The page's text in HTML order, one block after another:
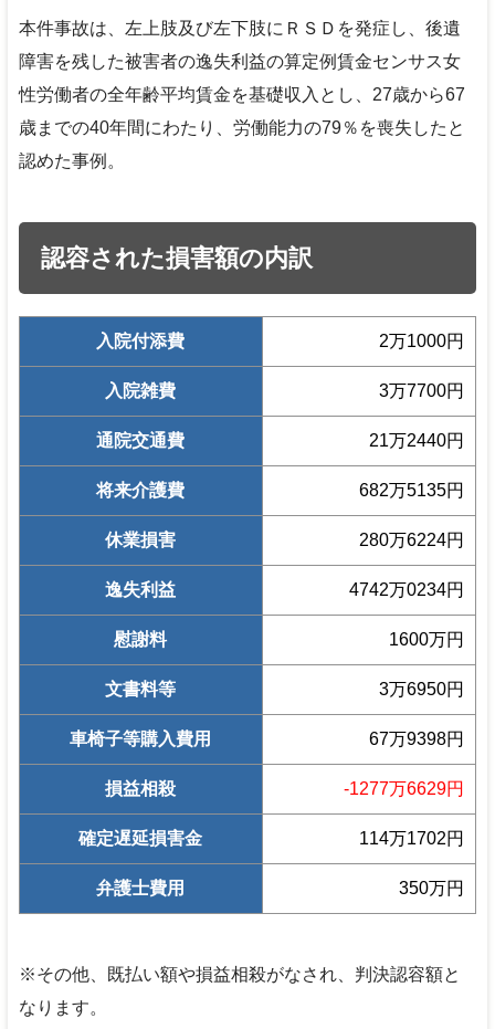
本件事故は、左上肢及び左下肢にＲＳＤを発症し、後遺
障害を残した被害者の逸失利益の算定例賃金センサス女
性労働者の全年齢平均賃金を基礎収入とし、27歳から67
歳までの40年間にわたり、労働能力の79％を喪失したと
認めた事例。
認容された損害額の内訳
入院付添費 2万1000円
入院雑費 3万7700円
通院交通費 21万2440円
将来介護費 682万5135円
休業損害 280万6224円
逸失利益 4742万0234円
慰謝料 1600万円
文書料等 3万6950円
車椅子等購入費用 67万9398円
損益相殺 -1277万6629円
確定遅延損害金 114万1702円
弁護士費用 350万円
※その他、既払い額や損益相殺がなされ、判決認容額と
なります。